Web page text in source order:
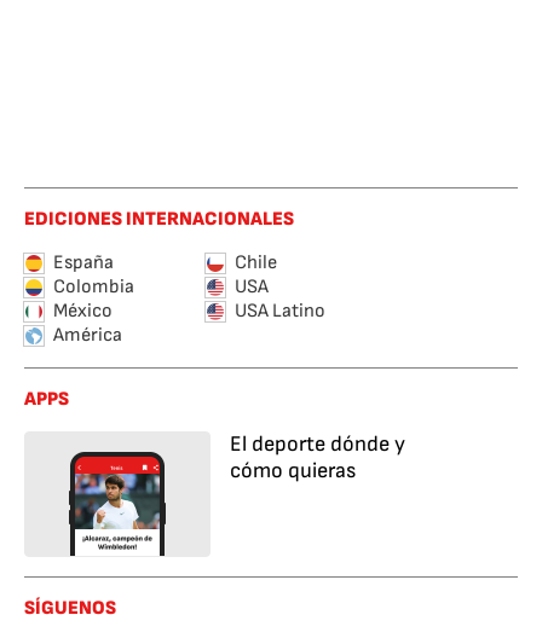
EDICIONES INTERNACIONALES
España
Chile
Colombia
USA
México
USA Latino
América
APPS
El deporte dónde y
cómo quieras
SÍGUENOS